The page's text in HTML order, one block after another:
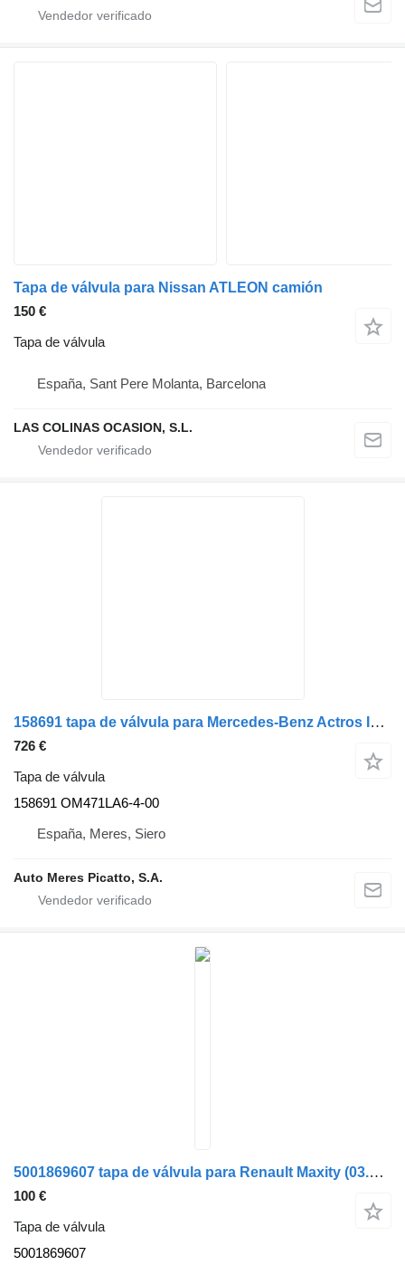
Tapa de válvula para Nissan ATLEON camión
150 €
Tapa de válvula
España, Sant Pere Molanta, Barcelona
LAS COLINAS OCASION, S.L.
158691 tapa de válvula para Mercedes-Benz Actros IV E 6 cabeza tractora
726 €
Tapa de válvula
158691 OM471LA6-4-00
España, Meres, Siero
Auto Meres Picatto, S.A.
5001869607 tapa de válvula para Renault Maxity (03.2007->) camión
100 €
Tapa de válvula
5001869607